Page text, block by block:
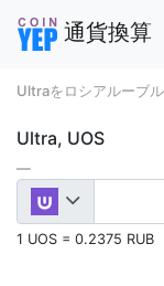
通貨換算
Ultraをロシアルーブ
Ultra, UOS
1 UOS = 0.2375 RUB